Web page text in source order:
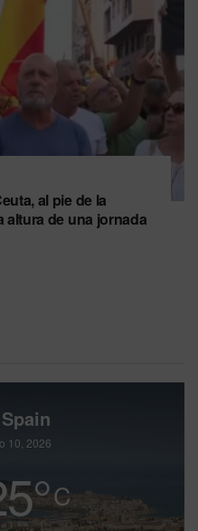
al pie de la
altura de una jornada
10, 2026
°C